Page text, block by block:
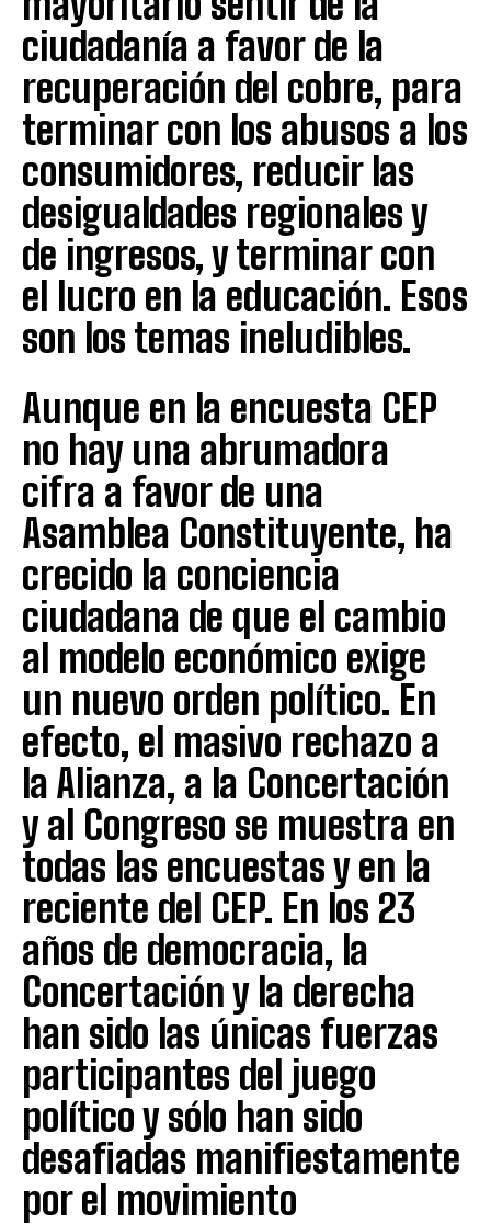
ciudadanía a favor de la
recuperación del cobre, para
terminar con los abusos a los
consumidores, reducir las
desigualdades regionales y
de ingresos, y terminar con
el lucro en la educación. Esos
son los temas ineludibles.
Aunque en la encuesta CEP
no hay una abrumadora
cifra a favor de una
Asamblea Constituyente, ha
crecido la conciencia
ciudadana de que el cambio
al modelo económico exige
un nuevo orden político. En
efecto, el masivo rechazo a
la Alianza, a la Concertación
y al Congreso se muestra en
todas las encuestas y en la
reciente del CEP. En los 23
años de democracia, la
Concertación y la derecha
han sido las únicas fuerzas
participantes del juego
político y sólo han sido
desafiadas manifiestamente
por el movimiento